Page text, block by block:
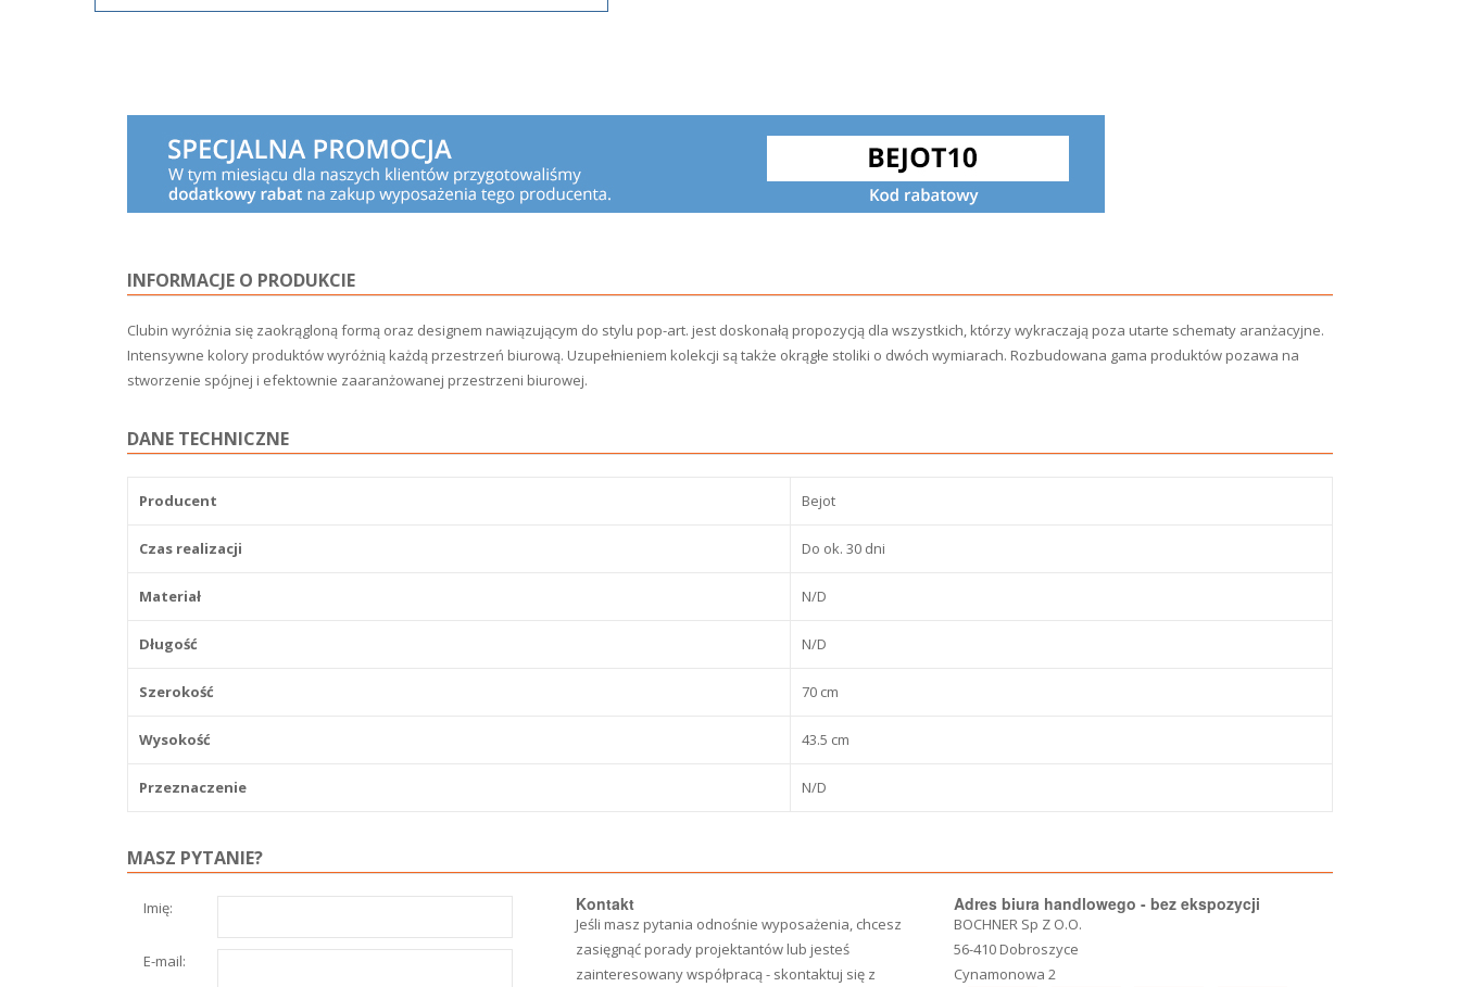
INFORMACJE O PRODUKCIE
Clubin wyróżnia się zaokrągloną formą oraz designem nawiązującym do stylu pop-art. jest doskonałą propozycją dla wszystkich, którzy wykraczają poza utarte schematy aranżacyjne.
Intensywne kolory produktów wyróżnią każdą przestrzeń biurową. Uzupełnieniem kolekcji są także okrągłe stoliki o dwóch wymiarach. Rozbudowana gama produktów pozawa na
stworzenie spójnej i efektownie zaaranżowanej przestrzeni biurowej.
DANE TECHNICZNE
Producent Bejot
Czas realizacji Do ok. 30 dni
Materiał N/D
Długość N/D
Szerokość 70 cm
Wysokość 43.5 cm
Przeznaczenie N/D
MASZ PYTANIE?
Imię:
E-mail:
Kontakt
Jeśli masz pytania odnośnie wyposażenia, chcesz
zasięgnąć porady projektantów lub jesteś
zainteresowany współpracą - skontaktuj się z
Adres biura handlowego - bez ekspozycji
BOCHNER Sp Z O.O.
56-410 Dobroszyce
Cynamonowa 2